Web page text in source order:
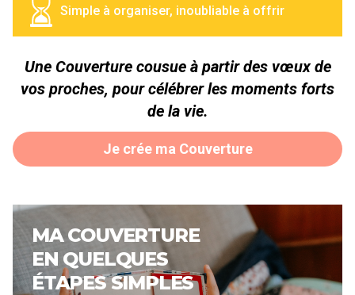
Simple à organiser, inoubliable à offrir
Une Couverture cousue à partir des vœux de
vos proches, pour célébrer les moments forts
de la vie.
Je crée ma Couverture
MA COUVERTURE
EN QUELQUES
ÉTAPES SIMPLES